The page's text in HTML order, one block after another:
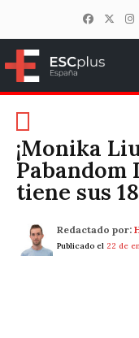
ESCplus
¡Monika
Pabandom
tiene sus
Redactado por:
Publicado el 22 de